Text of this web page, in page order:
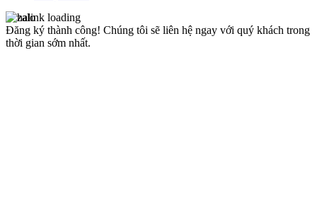
Đăng ký thành công! Chúng tôi sẽ liên hệ ngay với quý khách trong
thời gian sớm nhất.